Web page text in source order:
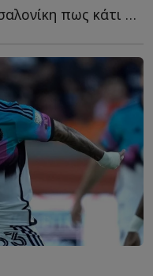
Ακούγονται πολλά στη Θεσσαλονίκη πως κάτι «περίεργο» ε...